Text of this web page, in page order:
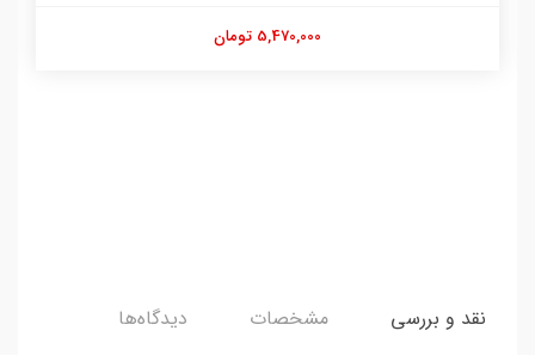
5,470,000 تومان
نقد و بررسی مشخصات دیدگاه‌ها